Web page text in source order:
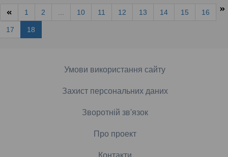
1 2 10 11 12 13 14 15 16
17 18
Умови використання сайту
Захист персональних даних
Зворотній зв'язок
Про проект
Контакти